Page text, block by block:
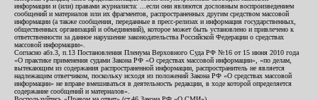
информации и (или) правами журналиста: ...если они являются дословным воспроизведением
сообщений и материалов или их фрагментов, распространенных другим средством массовой
информации (а также сообщения, переданные в пресс-релизах и информация государственных,
общественных организаций и объединений), которое может быть установлено и привлечено к
ответственности за данное нарушение законодательства Российской Федерации о средствах
массовой информации».
Согласно абз.3, п.13 Постановления Пленума Верховного Суда РФ №16 от 15 июня 2010 года
«О практике применения судами Закона РФ «О средствах массовой информации», «по делам,
вытекающим из содержания распространенной информации, распространитель не является
надлежащим ответчиком, поскольку исходя из положений Закона РФ «О средствах массовой
информации» не вправе вмешиваться в деятельность редакции, в ходе которой определяется
содержание сообщений и материалов».